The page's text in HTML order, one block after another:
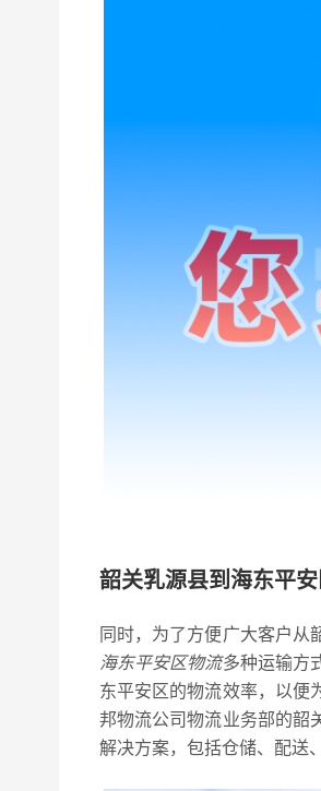
韶关乳源县到海东平
同时，为了方便广大客户从
海东平安区物流多种运输方
东平安区的物流效率，以便
邦物流公司物流业务部的韶
解决方案，包括仓储、配送